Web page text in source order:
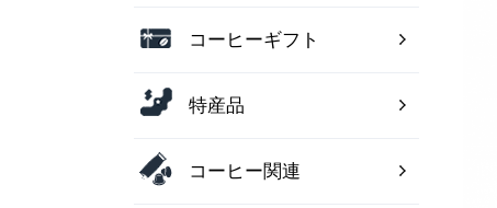
コーヒーギフト
特産品
コーヒー関連